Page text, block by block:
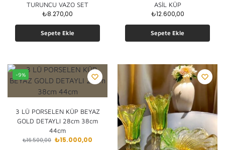
TURUNCU VAZO SET
₺8.270,00
Sepete Ekle
ASİL KÜP
₺12.600,00
Sepete Ekle
-9%
3 LÜ PORSELEN KÜP BEYAZ
GOLD DETAYLI 28cm 38cm
44cm
₺16.500,00 ₺15.000,00